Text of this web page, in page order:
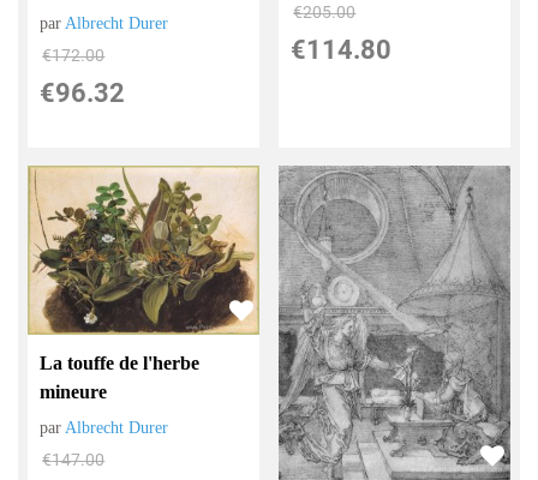
par Albrecht Durer
€172.00
€96.32
€205.00
€114.80
La touffe de l'herbe
mineure
parAlbrecht Durer
€147.00